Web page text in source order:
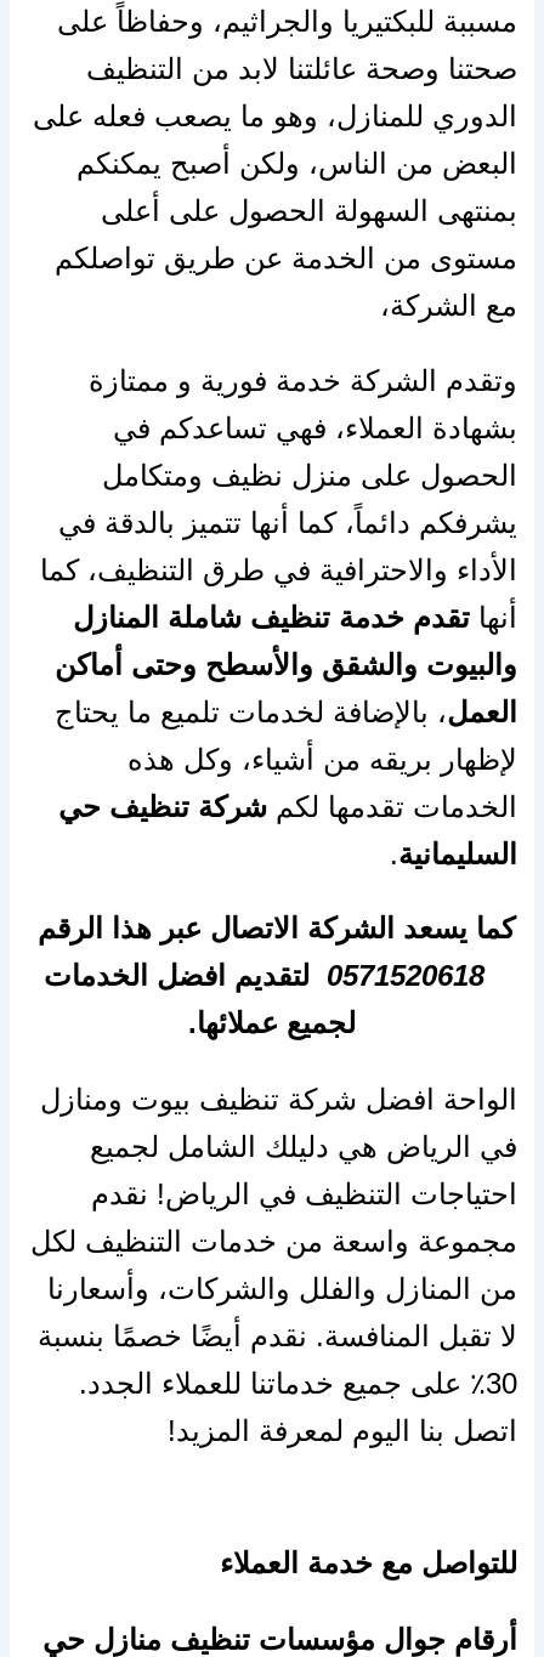
مسببة للبكتيريا والجراثيم، وحفاظاً على
صحتنا وصحة عائلتنا لابد من التنظيف
الدوري للمنازل، وهو ما يصعب فعله على
البعض من الناس، ولكن أصبح يمكنكم
بمنتهى السهولة الحصول على أعلى
مستوى من الخدمة عن طريق تواصلكم
مع الشركة،
وتقدم الشركة خدمة فورية و ممتازة
بشهادة العملاء، فهي تساعدكم في
الحصول على منزل نظيف ومتكامل
يشرفكم دائماً، كما أنها تتميز بالدقة في
الأداء والاحترافية في طرق التنظيف، كما
أنهاتقدم خدمة تنظيف شاملة المنازل
والبيوت والشقق والأسطح وحتى أماكن
العمل، بالإضافة لخدمات تلميع ما يحتاج
لإظهار بريقه من أشياء، وكل هذه
الخدمات تقدمها لكمشركة تنظيف حي
السليمانية.
كما يسعد الشركة الاتصال عبر هذا الرقم
0571520618 لتقديم افضل الخدمات
لجميع عملائها.
الواحة افضل شركة تنظيف بيوت ومنازل
في الرياض هي دليلك الشامل لجميع
احتياجات التنظيف في الرياض! نقدم
مجموعة واسعة من خدمات التنظيف لكل
من المنازل والفلل والشركات، وأسعارنا
لا تقبل المنافسة. نقدم أيضًا خصمًا بنسبة
30٪ على جميع خدماتنا للعملاء الجدد.
اتصل بنا اليوم لمعرفة المزيد!
للتواصل مع خدمة العملاء
أرقام جوال مؤسسات تنظيف منازل حي